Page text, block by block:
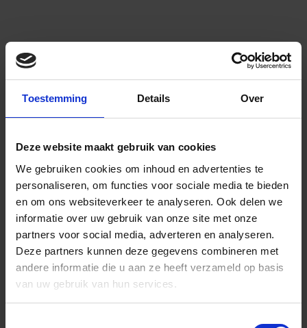
Toestemming Details Over
Deze website maakt gebruik van cookies
We gebruiken cookies om inhoud en advertenties te
personaliseren, om functies voor sociale media te bieden
en om ons websiteverkeer te analyseren. Ook delen we
informatie over uw gebruik van onze site met onze
partners voor social media, adverteren en analyseren.
Deze partners kunnen deze gegevens combineren met
andere informatie die u aan ze heeft verzameld op basis
van uw gebruik van hun services.